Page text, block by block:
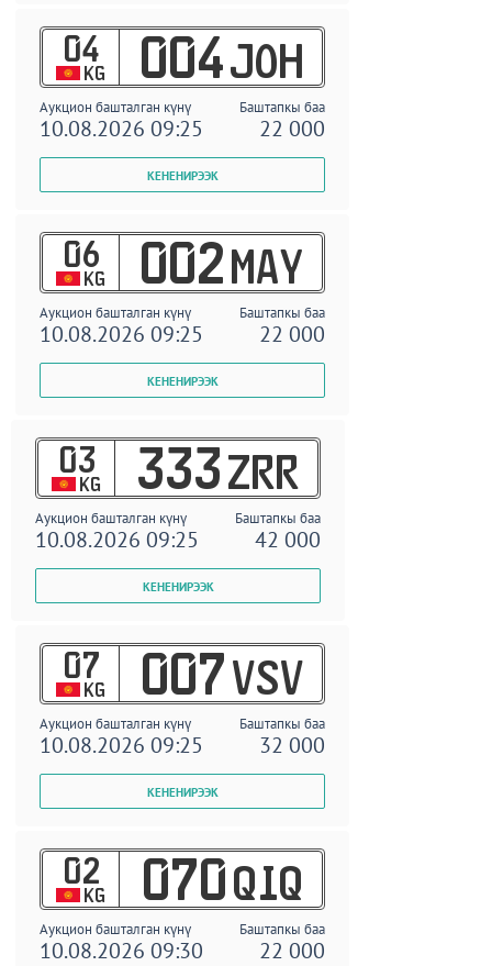
04
KG 004 JOH
Аукцион башталган күнү Баштапкы баа
10.08.2026 09:25 22 000
06
KG 002 MAY
Аукцион башталган күнү Баштапкы баа
10.08.2026 09:25 22 000
03
KG 333 ZRR
Аукцион башталган күнү Баштапкы баа
10.08.2026 09:25 42 000
07
KG 007 VSV
Аукцион башталган күнү Баштапкы баа
10.08.2026 09:25 32 000
02
KG 070 QIQ
Аукцион башталган күнү Баштапкы баа
10.08.2026 09:30 22 000